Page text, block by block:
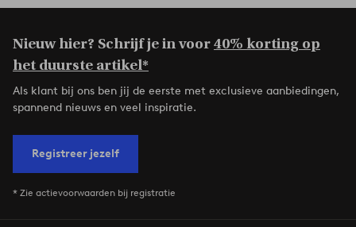
Nieuw hier? Schrijf je in voor40% korting op
het duurste artikel*
Als klant bij ons ben jij de eerste met exclusieve aanbiedingen,
spannend nieuws en veel inspiratie.
Registreer jezelf
* Zie actievoorwaarden bij registratie